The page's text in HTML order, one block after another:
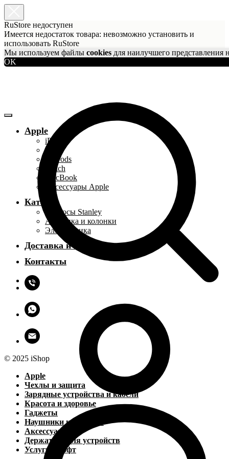
RuStore недоступен
Имеется недостаток товара: невозможно установить и
использовать RuStore
Мы используем файлы cookies для наилучшего представления
OK
Apple
iPhone
iPad
AirPods
Watch
MacBook
Аксессуары Apple
Каталог
Термосы Stanley
Акустика и колонки
Электроника
Доставка и оплата
Контакты
© 2025 iShop
Apple
Чехлы и защита
Зарядные устройства и кабели
Красота и здоровье
Гаджеты
Наушники и колонки
Аксессуары
Держатели для устройств
Услуги и софт